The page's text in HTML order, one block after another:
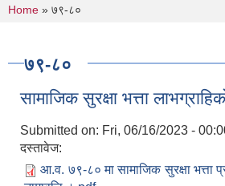
You are here
Home » ७९-८०
७९-८०
सामाजिक सुरक्षा भत्ता
Submitted on: Fri, 06/16/2023 -
दस्तावेज:
आ.व. ७९-८० मा सामाजिक सुरक्षा भत्ता